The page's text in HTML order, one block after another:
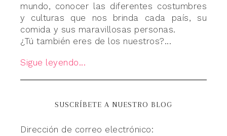
mundo, conocer las diferentes costumbres
y culturas que nos brinda cada país, su
comida y sus maravillosas personas.
¿Tú también eres de los nuestros?...
Sigue leyendo...
SUSCRÍBETE A NUESTRO BLOG
Dirección de correo electrónico: